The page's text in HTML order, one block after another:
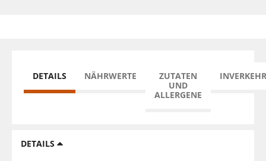
DETAILS NÄHRWERTE
ZUTATEN
UND
ALLERGENE
DETAILS